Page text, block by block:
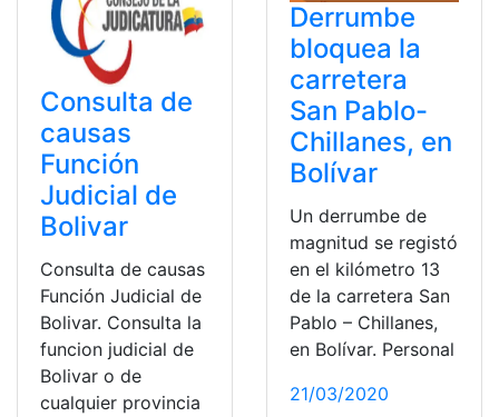
Consulta de
causas
Función
Judicial de
Bolivar
Consulta de causas
Función Judicial de
Bolivar. Consulta la
funcion judicial de
Bolivar o de
cualquier provincia
Derrumbe
bloquea la
carretera
San Pablo-
Chillanes, en
Bolívar
Un derrumbe de
magnitud se registó
en el kilómetro 13
de la carretera San
Pablo – Chillanes,
en Bolívar. Personal
21/03/2020